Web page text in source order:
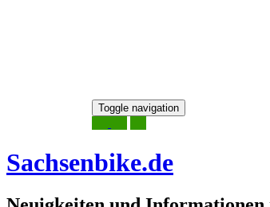
Toggle navigation
Sachsenbike.de